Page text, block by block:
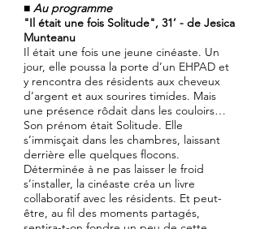
■ Au programme
"Il était une fois Solitude", 31’ - de Jesica
Munteanu
Il était une fois une jeune cinéaste. Un
jour, elle poussa la porte d’un EHPAD et
y rencontra des résidents aux cheveux
d’argent et aux sourires timides. Mais
une présence rôdait dans les couloirs…
Son prénom était Solitude. Elle
s’immisçait dans les chambres, laissant
derrière elle quelques flocons.
Déterminée à ne pas laisser le froid
s’installer, la cinéaste créa un livre
collaboratif avec les résidents. Et peut-
être, au fil des moments partagés,